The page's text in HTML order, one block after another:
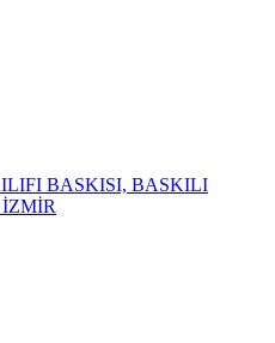
BASKISI, BASKILI